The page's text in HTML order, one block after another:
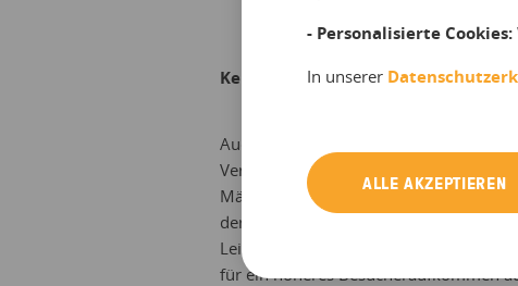
Kernaussage 2: Besucherzahlen
Auch die Ticketverkäufe halten ihr
Verkaufszahlen exakt der bisherigen
März-Anstieg war damit kein
der Nachfrage auf das Niveau der
Leistungsfähigkeit in den Fokus: On-
für ein höheres Besucheraufkommen
- Personalisierte Cookies:
In unserer
ALLE AKZEPTIEREN